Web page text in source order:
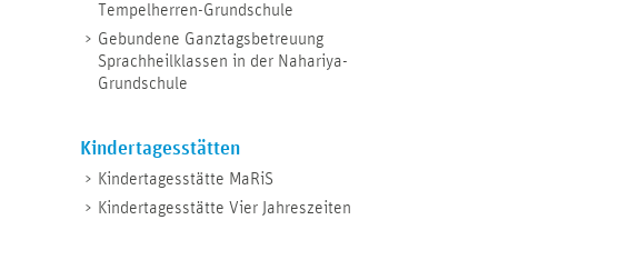
Tempelherren-Grundschule
Gebundene Ganztagsbetreuung
Sprachheilklassen in der Nahariya-
Grundschule
Kindertagesstätten
Kindertagesstätte MaRiS
Kindertagesstätte Vier Jahreszeiten